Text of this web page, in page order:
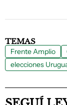
TEMAS
Frente Amplio
elecciones